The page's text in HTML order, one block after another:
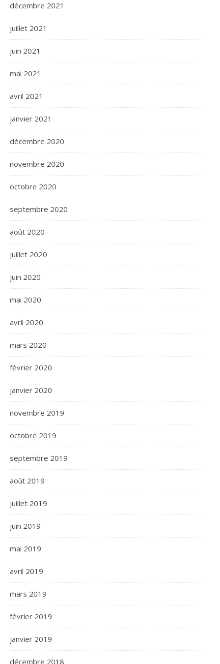
décembre 2021
juillet 2021
juin 2021
mai 2021
avril 2021
janvier 2021
décembre 2020
novembre 2020
octobre 2020
septembre 2020
août 2020
juillet 2020
juin 2020
mai 2020
avril 2020
mars 2020
février 2020
janvier 2020
novembre 2019
octobre 2019
septembre 2019
août 2019
juillet 2019
juin 2019
mai 2019
avril 2019
mars 2019
février 2019
janvier 2019
décembre 2018